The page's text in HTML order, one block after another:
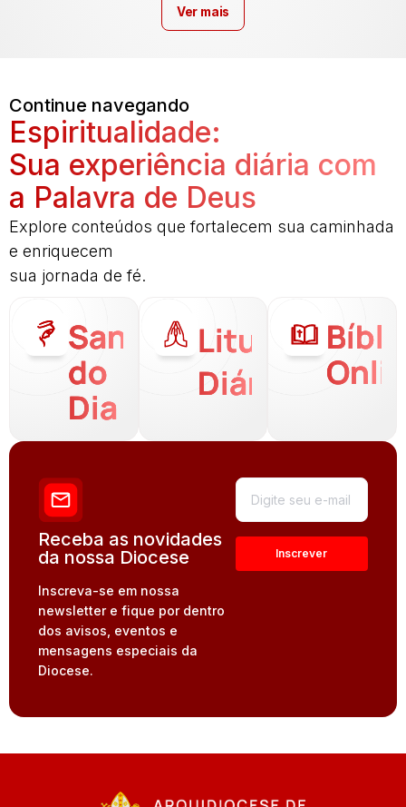
Ver mais
Continue navegando
Espiritualidade:
Sua experiência diária com
a Palavra de Deus
Explore conteúdos que fortalecem sua caminhada
e enriquecem
sua jornada de fé.
Santo
do
Dia
Liturgia
Diária
Receba as novidades
da nossa Diocese
Inscreva-se em nossa
newsletter e fique por dentro
dos avisos, eventos e
mensagens especiais da
Diocese.